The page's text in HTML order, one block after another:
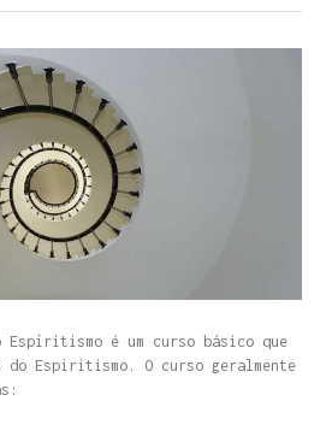
Espíritismo é um curso básico que
do Espiritismo. O curso geralmente